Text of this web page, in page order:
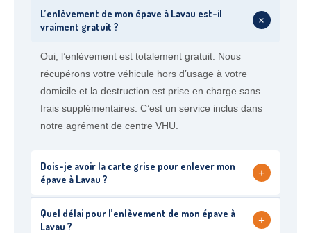
L’enlèvement de mon épave à Lavau est-il
vraiment gratuit ?
+
Oui, l’enlèvement est totalement gratuit. Nous
récupérons votre véhicule hors d’usage à votre
domicile et la destruction est prise en charge sans
frais supplémentaires. C’est un service inclus dans
notre agrément de centre VHU.
Dois-je avoir la carte grise pour enlever mon
épave à Lavau ?
+
Quel délai pour l’enlèvement de mon épave à
Lavau ?
+